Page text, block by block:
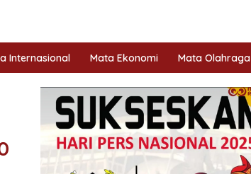
Internasional Mata Ekonomi Mata Olahraga